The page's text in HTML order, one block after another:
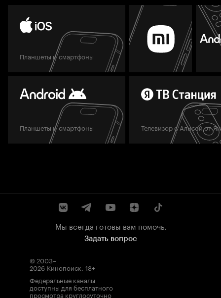
Планшеты и смартфоны
Планшеты и смартфоны Телевизор с Алисой от
Мы всегда готовы вам помочь.
Задать вопрос
© 2003–
2026 Кинопоиск. 18+
Федеральные каналы
доступны для бесплатного
просмотра круглосуточно